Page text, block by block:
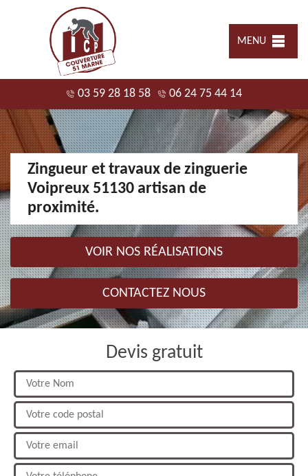
MENU
03 59 28 18 58 06 24 75 44 14
Zingueur et travaux de zinguerie
Voipreux 51130 artisan de
proximité.
VOIR NOS RÉALISATIONS
CONTACTEZ NOUS
Devis gratuit